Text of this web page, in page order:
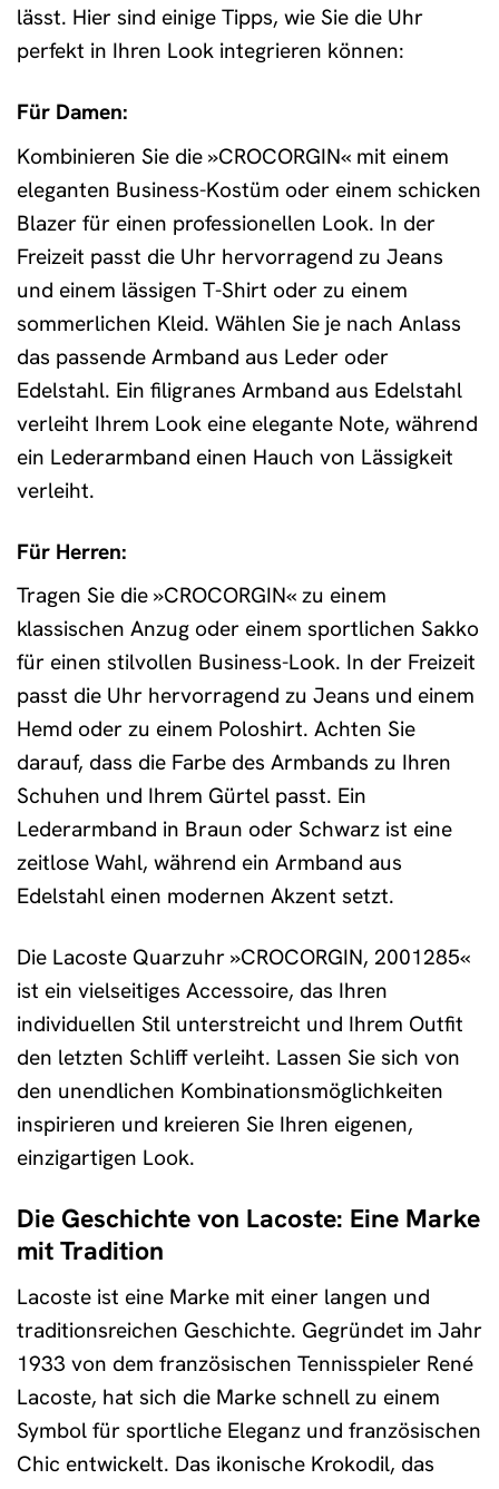
lässt. Hier sind einige Tipps, wie Sie die Uhr
perfekt in Ihren Look integrieren können:
Für Damen:
Kombinieren Sie die »CROCORGIN« mit einem
eleganten Business-Kostüm oder einem schicken
Blazer für einen professionellen Look. In der
Freizeit passt die Uhr hervorragend zu Jeans
und einem lässigen T-Shirt oder zu einem
sommerlichen Kleid. Wählen Sie je nach Anlass
das passende Armband aus Leder oder
Edelstahl. Ein filigranes Armband aus Edelstahl
verleiht Ihrem Look eine elegante Note, während
ein Lederarmband einen Hauch von Lässigkeit
verleiht.
Für Herren:
Tragen Sie die »CROCORGIN« zu einem
klassischen Anzug oder einem sportlichen Sakko
für einen stilvollen Business-Look. In der Freizeit
passt die Uhr hervorragend zu Jeans und einem
Hemd oder zu einem Poloshirt. Achten Sie
darauf, dass die Farbe des Armbands zu Ihren
Schuhen und Ihrem Gürtel passt. Ein
Lederarmband in Braun oder Schwarz ist eine
zeitlose Wahl, während ein Armband aus
Edelstahl einen modernen Akzent setzt.
Die Lacoste Quarzuhr »CROCORGIN, 2001285«
ist ein vielseitiges Accessoire, das Ihren
individuellen Stil unterstreicht und Ihrem Outfit
den letzten Schliff verleiht. Lassen Sie sich von
den unendlichen Kombinationsmöglichkeiten
inspirieren und kreieren Sie Ihren eigenen,
einzigartigen Look.
Die Geschichte von Lacoste: Eine Marke
mit Tradition
Lacoste ist eine Marke mit einer langen und
traditionsreichen Geschichte. Gegründet im Jahr
1933 von dem französischen Tennisspieler René
Lacoste, hat sich die Marke schnell zu einem
Symbol für sportliche Eleganz und französischen
Chic entwickelt. Das ikonische Krokodil, das